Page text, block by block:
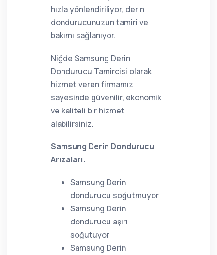
hızla yönlendiriliyor, derin
dondurucunuzun tamiri ve
bakımı sağlanıyor.
Niğde Samsung Derin
Dondurucu Tamircisi olarak
hizmet veren firmamız
sayesinde güvenilir, ekonomik
ve kaliteli bir hizmet
alabilirsiniz.
Samsung Derin Dondurucu
Arızaları:
Samsung Derin
dondurucu soğutmuyor
Samsung Derin
dondurucu aşırı
soğutuyor
Samsung Derin